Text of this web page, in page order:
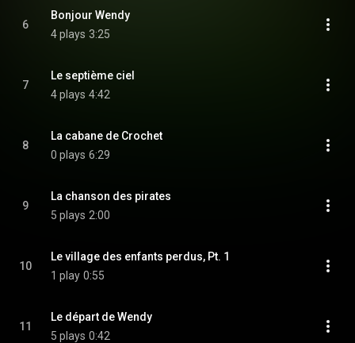
6
Bonjour Wendy
4 plays 3:25
7
Le septième ciel
4 plays 4:42
8
La cabane de Crochet
0 plays 6:29
9
La chanson des pirates
5 plays 2:00
10
Le village des enfants perdus, Pt. 1
1 play 0:55
11
Le départ de Wendy
5 plays 0:42